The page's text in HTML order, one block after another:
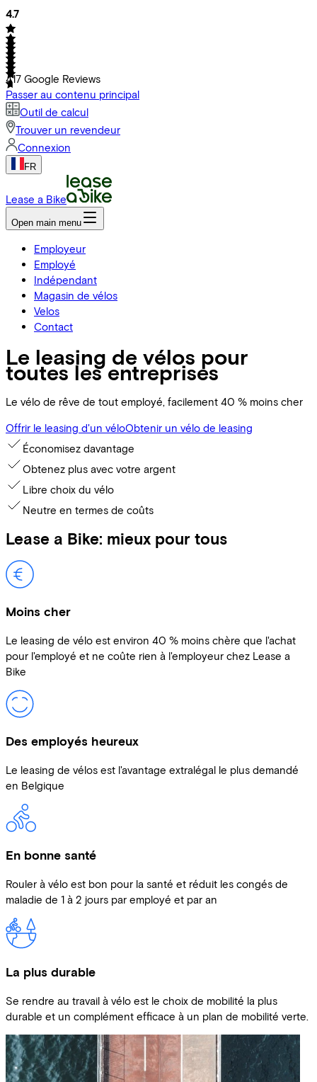
4.7
417 Google Reviews
Passer au contenu principal
Outil de calcul
Trouver un revendeur
Connexion
FR
Lease a Bike
Open main menu
Employeur
Employé
Indépendant
Magasin de vélos
Velos
Contact
Le leasing de vélos pour
toutes les entreprises
Le vélo de rêve de tout employé, facilement 40 % moins cher
Offrir le leasing d'un véloObtenir un vélo de leasing
Économisez davantage
Obtenez plus avec votre argent
Libre choix du vélo
Neutre en termes de coûts
Lease a Bike: mieux pour tous
Moins cher
Le leasing de vélo est environ 40 % moins chère que l'achat
pour l'employé et ne coûte rien à l'employeur chez Lease a
Bike
Des employés heureux
Le leasing de vélos est l'avantage extralégal le plus demandé
en Belgique
En bonne santé
Rouler à vélo est bon pour la santé et réduit les congés de
maladie de 1 à 2 jours par employé et par an
La plus durable
Se rendre au travail à vélo est le choix de mobilité la plus
durable et un complément efficace à un plan de mobilité verte.